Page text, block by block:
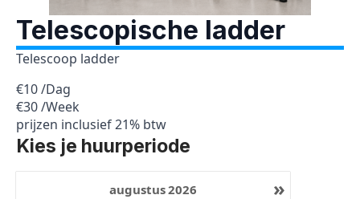
Telescopische ladder
Telescoop ladder
€10 /Dag
€30 /Week
prijzen inclusief 21% btw
Kies je huurperiode
»
augustus2026